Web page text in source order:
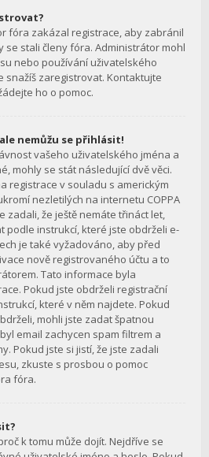
fóra zakázal registrace, aby zabránil
se stali členy fóra. Administrátor mohl
nebo používání uživatelského
snažíš zaregistrovat. Kontaktujte
ho o pomoc.
nemůžu se přihlásit!
vašeho uživatelského jména a
mohly se stát následující dvě věci.
registrace v souladu s americkým
nezletilých na internetu COPPA
zadali, že ještě nemáte třináct let,
podle instrukcí, které jste obdrželi e-
je také vyžadováno, aby před
nově registrovaného účtu a to
Tato informace byla
Pokud jste obdrželi registrační
které v něm najdete. Pokud
mohli jste zadat špatnou
email zachycen spam filtrem a
Pokud jste si jistí, že jste zadali
zkuste s prosbou o pomoc
fóra.
k tomu může dojít. Nejdříve se